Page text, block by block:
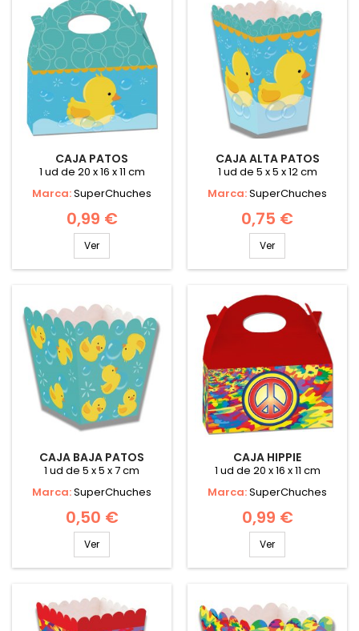
CAJA PATOS
1 ud de 20 x 16 x 11 cm
Marca:SuperChuches
0,99 €
Ver
CAJA ALTA PATOS
1 ud de 5 x 5 x 12 cm
Marca:SuperChuches
0,75 €
Ver
CAJA BAJA PATOS
1 ud de 5 x 5 x 7 cm
Marca:SuperChuches
0,50 €
Ver
CAJA HIPPIE
1 ud de 20 x 16 x 11 cm
Marca:SuperChuches
0,99 €
Ver